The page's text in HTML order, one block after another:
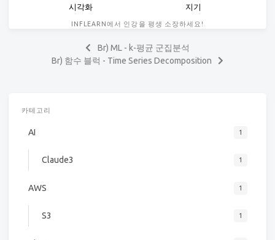
시각화 지기
INFLEARN에서 인강을 평생 소장하세요!
Br) ML - k-평균 군집분석
Br) 함수 블럭 - Time Series Decomposition
카테고리
AI 1
Claude3 1
AWS 1
S3 1